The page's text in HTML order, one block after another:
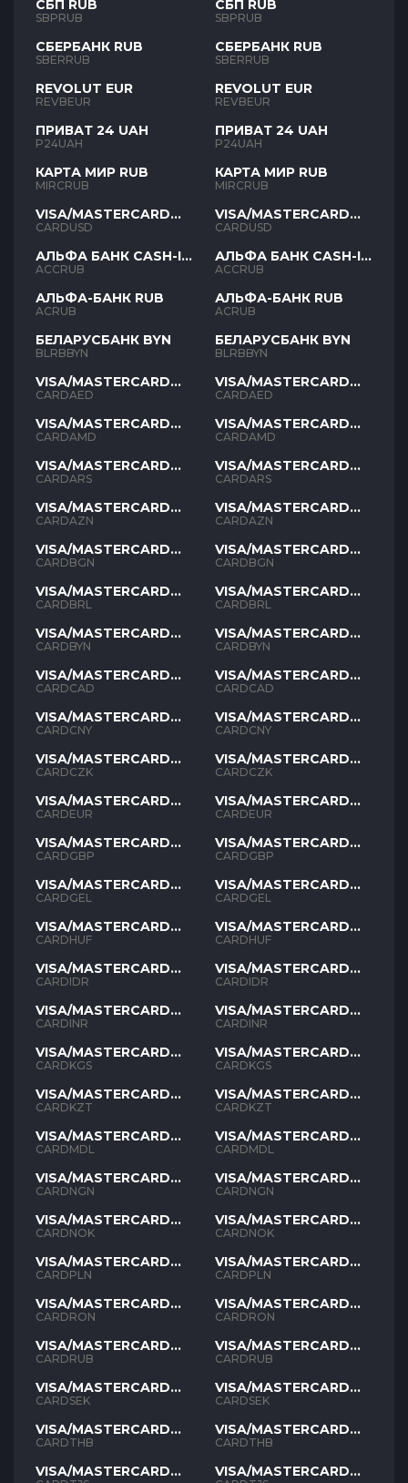
СБП RUB
SBPRUB
СБЕРБАНК RUB
SBERRUB
REVOLUT EUR
REVBEUR
ПРИВАТ 24 UAH
P24UAH
КАРТА МИР RUB
MIRCRUB
VISA/MASTERCARD
USD
CARDUSD
АЛЬФА БАНК CASH-IN
RUB
ACCRUB
АЛЬФА-БАНК RUB
ACRUB
БЕЛАРУСБАНК BYN
BLRBBYN
VISA/MASTERCARD
AED
CARDAED
VISA/MASTERCARD
AMD
CARDAMD
VISA/MASTERCARD
ARS
CARDARS
VISA/MASTERCARD
AZN
CARDAZN
VISA/MASTERCARD
BGN
CARDBGN
VISA/MASTERCARD
BRL
CARDBRL
VISA/MASTERCARD
BYN
CARDBYN
VISA/MASTERCARD
CAD
CARDCAD
VISA/MASTERCARD
CNY
CARDCNY
VISA/MASTERCARD
CZK
CARDCZK
VISA/MASTERCARD
EUR
CARDEUR
VISA/MASTERCARD
GBP
CARDGBP
VISA/MASTERCARD
GEL
CARDGEL
VISA/MASTERCARD
HUF
CARDHUF
VISA/MASTERCARD
IDR
CARDIDR
VISA/MASTERCARD
INR
CARDINR
VISA/MASTERCARD
KGS
CARDKGS
VISA/MASTERCARD
KZT
CARDKZT
VISA/MASTERCARD
MDL
CARDMDL
VISA/MASTERCARD
NGN
CARDNGN
VISA/MASTERCARD
NOK
CARDNOK
VISA/MASTERCARD
PLN
CARDPLN
VISA/MASTERCARD
RON
CARDRON
VISA/MASTERCARD
RUB
CARDRUB
VISA/MASTERCARD
SEK
CARDSEK
VISA/MASTERCARD
THB
CARDTHB
VISA/MASTERCARD
СБП RUB
SBPRUB
СБЕРБАНК RUB
SBERRUB
REVOLUT EUR
REVBEUR
ПРИВАТ 24 UAH
P24UAH
КАРТА МИР RUB
MIRCRUB
VISA/MASTERCARD
USD
CARDUSD
АЛЬФА БАНК CASH-IN
RUB
ACCRUB
АЛЬФА-БАНК RUB
ACRUB
БЕЛАРУСБАНК BYN
BLRBBYN
VISA/MASTERCARD
AED
CARDAED
VISA/MASTERCARD
AMD
CARDAMD
VISA/MASTERCARD
ARS
CARDARS
VISA/MASTERCARD
AZN
CARDAZN
VISA/MASTERCARD
BGN
CARDBGN
VISA/MASTERCARD
BRL
CARDBRL
VISA/MASTERCARD
BYN
CARDBYN
VISA/MASTERCARD
CAD
CARDCAD
VISA/MASTERCARD
CNY
CARDCNY
VISA/MASTERCARD
CZK
CARDCZK
VISA/MASTERCARD
EUR
CARDEUR
VISA/MASTERCARD
GBP
CARDGBP
VISA/MASTERCARD
GEL
CARDGEL
VISA/MASTERCARD
HUF
CARDHUF
VISA/MASTERCARD
IDR
CARDIDR
VISA/MASTERCARD
INR
CARDINR
VISA/MASTERCARD
KGS
CARDKGS
VISA/MASTERCARD
KZT
CARDKZT
VISA/MASTERCARD
MDL
CARDMDL
VISA/MASTERCARD
NGN
CARDNGN
VISA/MASTERCARD
NOK
CARDNOK
VISA/MASTERCARD
PLN
CARDPLN
VISA/MASTERCARD
RON
CARDRON
VISA/MASTERCARD
RUB
CARDRUB
VISA/MASTERCARD
SEK
CARDSEK
VISA/MASTERCARD
THB
CARDTHB
VISA/MASTERCARD